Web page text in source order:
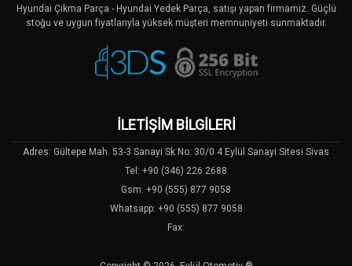
Hyundai Çıkma Parça - Hyundai Yedek Parça, satışı yapan firmamız. Güçlü
stoğu ve uygun fiyatlarıyla yüksek müşteri memnuniyeti sunmaktadır.
İLETİŞİM BİLGİLERİ
Adres: Gültepe Mah. 53-3 Sanayi Sk No: 30/0 4 Eylül Sanayi Sitesi Sivas
Tel: +90 (346) 226 2688
Gsm: +90 (555) 877 9058
Whatsapp: +90 (555) 877 9058
Fax: